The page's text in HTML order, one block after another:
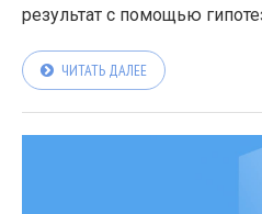
результат с помощью
ЧИТАТЬ ДАЛЕЕ